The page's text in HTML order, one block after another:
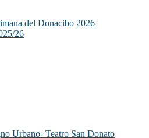
del Donacibo 2026
26
Urbano- Teatro San Donato